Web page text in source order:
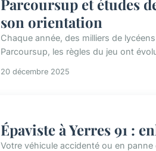
Parcoursup et études
son orientation
Chaque année, des milliers de
Parcoursup, les règles du jeu ont
20 décembre 2025
Épaviste à Yerres 91 :
Votre véhicule accidenté ou en panne